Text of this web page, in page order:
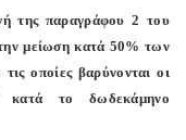
της παραγράφου 2 του
μείωση κατά 50% των
οποίες βαρύνονται οι
κατά το δωδεκάμηνο